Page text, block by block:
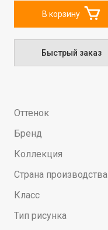
В корзину
Быстрый заказ
Оттенок
Бренд
Коллекция
Страна производства
Класс
Тип рисунка